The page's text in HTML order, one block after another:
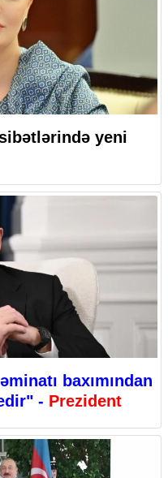
yeni
baxımından
- Prezident